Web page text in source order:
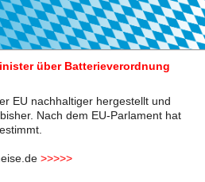
über Batterieverordnung
EU nachhaltiger hergestellt und
Nach dem EU-Parlament hat
>>>>>